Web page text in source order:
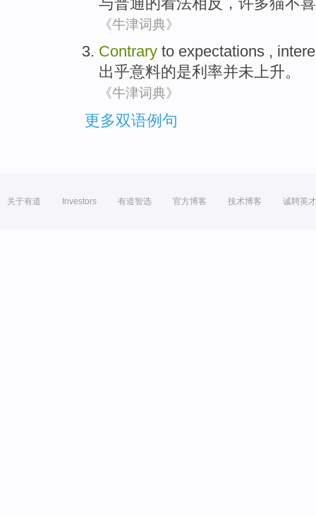
《牛津词典》
Contrary to expectations ,
出乎意料的是利率并未上升。
《牛津词典》
更多双语例句
关于有道 Investors 有道智选 官方博客 技术博客 诚聘英才